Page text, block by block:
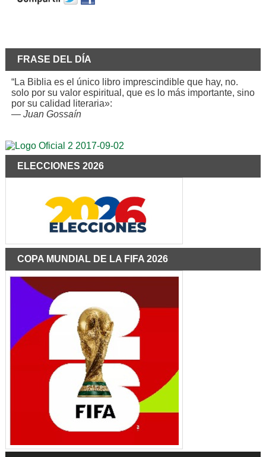
FRASE DEL DÍA
“La Biblia es el único libro imprescindible que hay, no.
solo por su valor espiritual, que es lo más importante, sino
por su calidad literaria»:
— Juan Gossaín
ELECCIONES 2026
COPA MUNDIAL DE LA FIFA 2026